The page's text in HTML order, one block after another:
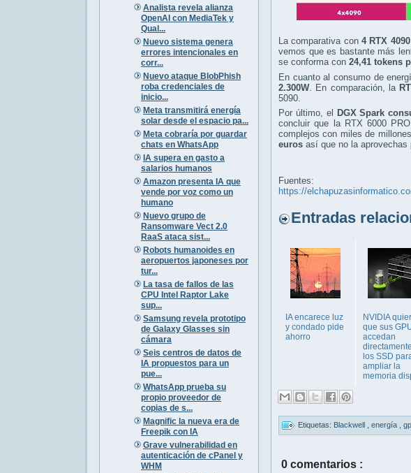
Analista revela alianza
OpenAI con MediaTek y
Qual...
Nuevo sistema genera
errores intencionales en
corr...
Nuevo ataque BlobPhish
roba credenciales de
inicio...
Meta transmitirá energía
solar desde el espacio pa...
Meta cobraría por guardar
chats en WhatsApp
IA supera en gasto a
salarios humanos
Amazon presenta IA que
vende por voz como un
humano
Nuevo grupo de
Ransomware Vect 2.0
RaaS ataca sist...
Robots humanoides en
aeropuertos japoneses por
tur...
La tasa de fallos de las
CPU Intel Raptor Lake
sup...
Samsung revela prototipo
de Galaxy Glasses sin
cámara
Seis centros de datos de
IA propuestos para un
pue...
WhatsApp prueba su
propio proveedor de
copias de s...
Magnific la nueva era de
Freepik con IA
Grave vulnerabilidad en
autenticación de cPanel y
WHM
La comparativa con 4 RTX
vemos que es bastante más
se conforma con 24,41 tokens
En cuanto al consumo de
2.300W . En comparación, la
5090.
Por último, el
DGX Spark
concluir que la RTX 6000
complejos con miles de
euros así que no la aprovechas
Fuentes:
https://
Entradas
IA encarece luz
y condado pide
ahorro
NVIDIA
que sus
accedan
los SSD
ampliar la
memoria
Etiquetas: Blackwell energía
0 comentarios :